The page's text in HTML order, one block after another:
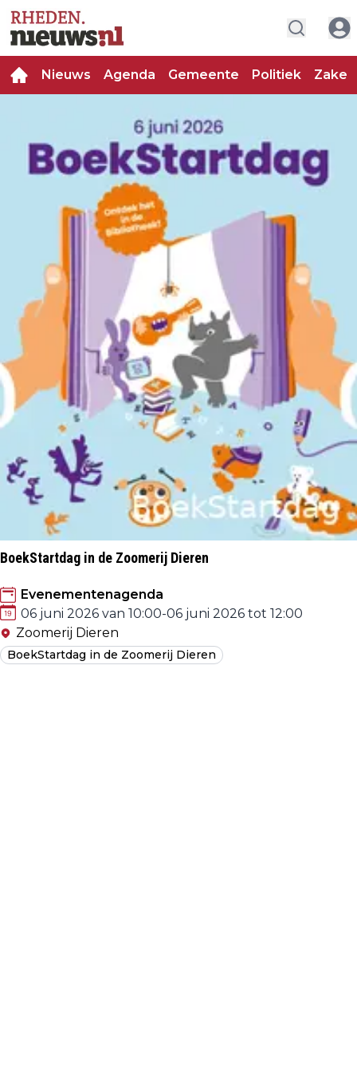
Nieuws Agenda Gemeente Politiek
BoekStartdag in de Zoomerij Dieren
Evenementenagenda
06 juni 2026 van 10:00-06 juni 2026 tot 12:00
Zoomerij Dieren
BoekStartdag in de Zoomerij Dieren